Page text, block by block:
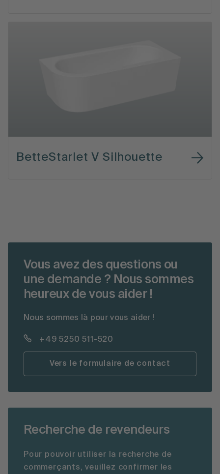
BetteStarlet V Silhouette
Vous avez des questions ou
une demande ? Nous sommes
heureux de vous aider !
Nous sommes là pour vous aider !
+49 5250 511-520
Vers le formulaire de contact
Recherche de revendeurs
Pour pouvoir utiliser la recherche de
commerçants, veuillez confirmer les